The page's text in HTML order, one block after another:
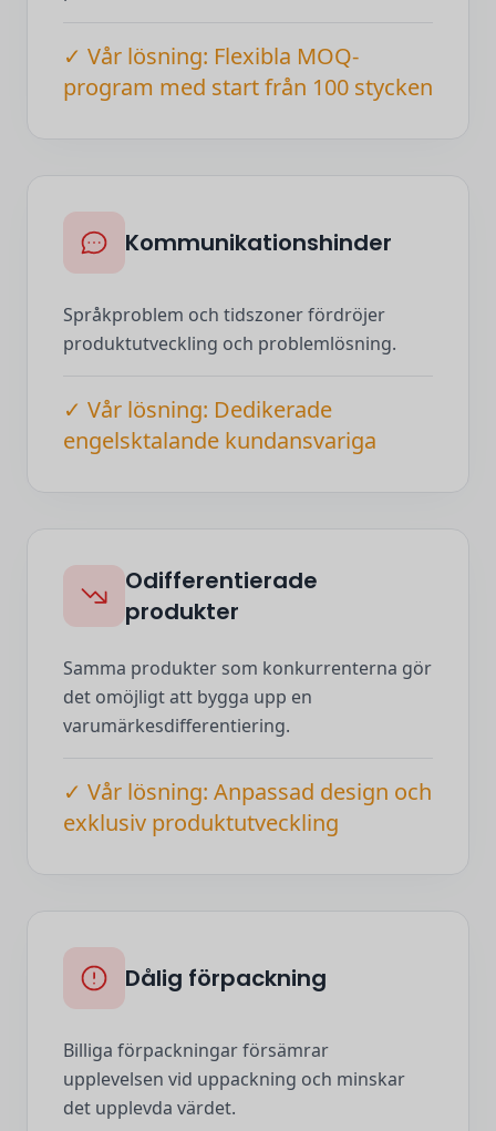
✓ Vår lösning: Flexibla MOQ-
program med start från 100 stycken
Kommunikationshinder
Språkproblem och tidszoner fördröjer
produktutveckling och problemlösning.
✓ Vår lösning: Dedikerade
engelsktalande kundansvariga
Odifferentierade
produkter
Samma produkter som konkurrenterna gör
det omöjligt att bygga upp en
varumärkesdifferentiering.
✓ Vår lösning: Anpassad design och
exklusiv produktutveckling
Dålig förpackning
Billiga förpackningar försämrar
upplevelsen vid uppackning och minskar
det upplevda värdet.